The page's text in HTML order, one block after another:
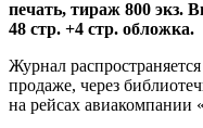
печать, тираж 800 экз.
48 стр. +4 стр. обложка.
Журнал
продаже, через
на рейсах авиакомпании